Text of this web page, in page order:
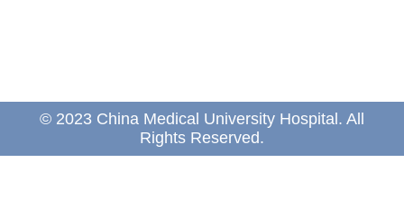
© 2023 China Medical University Hospital. All
Rights Reserved.